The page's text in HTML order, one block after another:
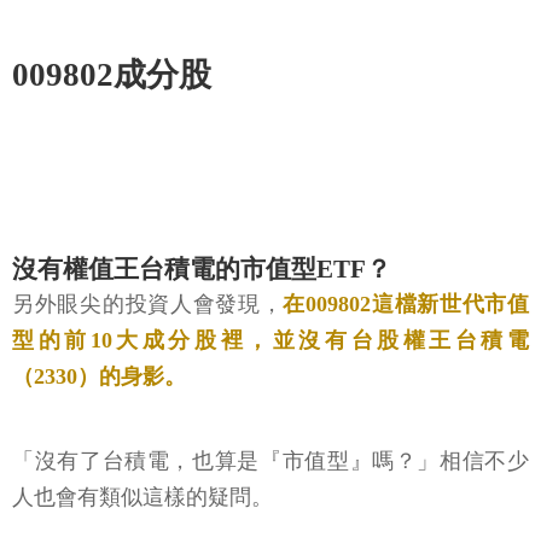
009802成分股
沒有權值王台積電的市值型ETF？
另外眼尖的投資人會發現，在009802這檔新世代市值
型的前10大成分股裡，並沒有台股權王台積電
（2330）的身影。
「沒有了台積電，也算是『市值型』嗎？」相信不少
人也會有類似這樣的疑問。